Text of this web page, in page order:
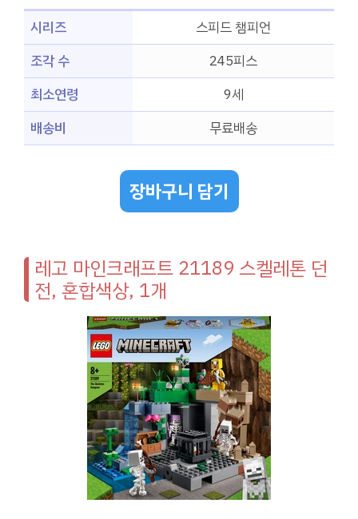
시리즈
스피드 챔피언
조각 수
245피스
최소연령
9세
배송비
무료배송
장바구니 담기
레고 마인크래프트 21189 스켈레톤 던
전, 혼합색상, 1개